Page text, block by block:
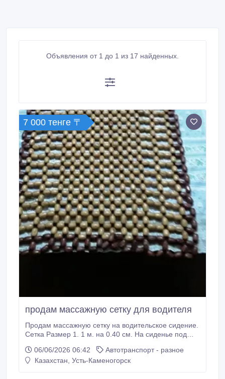
Объявления от 1 до 1 из 17 найденных.
7 000 тенге 〒
продам массажную сетку для водителя
Продам массажную сетку на водительское сидение.
Сетка Размер 1. 1 м. на 0.40 см. На сиденье под
авто постоянный массаж спины. головы Про-во
Россия.
06/06/2026 06:42
Автотранспорт - разное
Казахстан, Усть-Каменогорск